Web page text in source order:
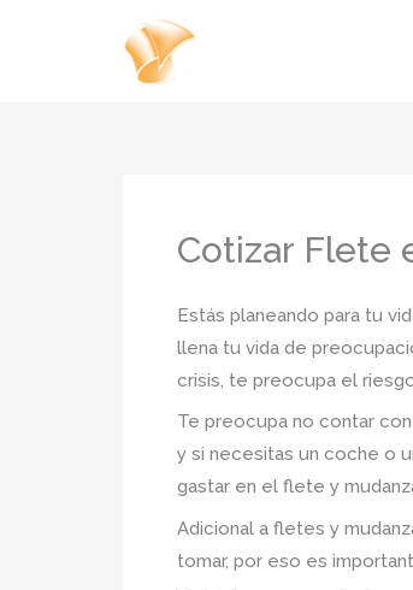
Cotizar Flete
Estás planeando para tu
llena tu vida de
crisis, te preocupa el
Te preocupa no contar
y si necesitas un coche o
gastar en el flete y
Adicional a fletes y
tomar, por eso es